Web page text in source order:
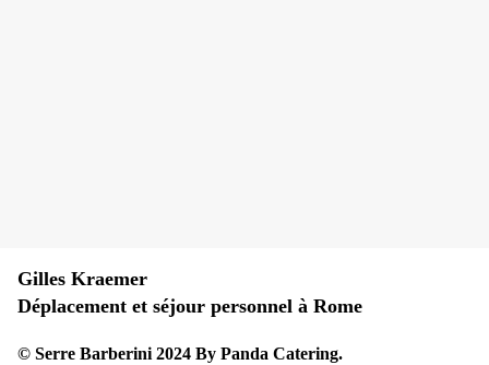
Gilles Kraemer
Déplacement et séjour personnel à Rome
© Serre Barberini 2024 By Panda Catering.